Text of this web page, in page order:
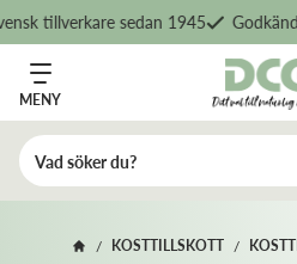
sedan 1945 Godkänd av
MENY
/ KOSTTILLSKOTT /